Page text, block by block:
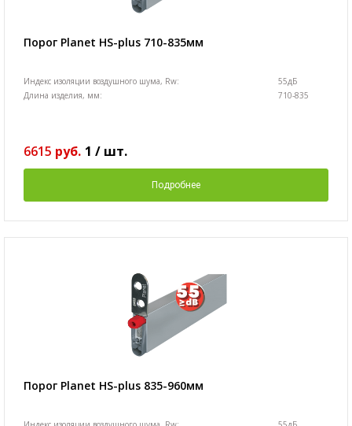
Порог Planet HS-plus 710-835мм
Индекс изоляции воздушного шума, Rw:
55дБ
Длина изделия, мм:
710-835
6615 руб. 1 / шт.
Подробнее
Порог Planet HS-plus 835-960мм